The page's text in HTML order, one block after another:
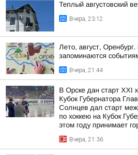
Теплый августовский
Вчера, 23:12
Лето, август,
запоминаются
Вчера, 21:44
В Орске дан старт XXI
Кубок Губернатора
Солнцев дал старт
по хоккею на Кубок
этом году принимает
Вчера, 21:36